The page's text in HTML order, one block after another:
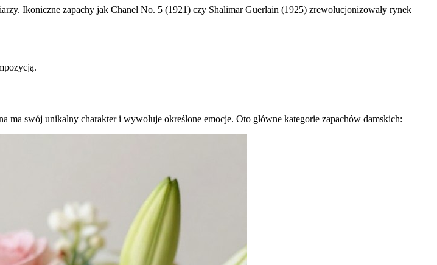
Ikoniczne zapachy jak Chanel No. 5 (1921) czy Shalimar Guerlain (1925) zrewolucjonizowały rynek
swój unikalny charakter i wywołuje określone emocje. Oto główne kategorie zapachów damskich: